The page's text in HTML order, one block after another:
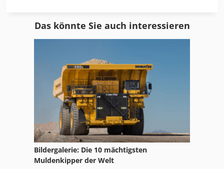
Hydraulikpumpe 200 Bar
Hydraulikpumpe 24 V
Hydraulische Pumpe
Indux Pumpe
Das könnte Sie auch interessieren
Bildergalerie: Die 10 mächtigsten
Muldenkipper der Welt